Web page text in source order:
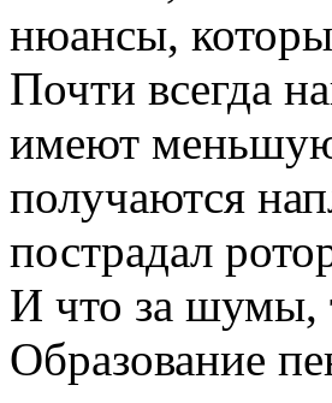
нюансы,
Почти всегда
имеют меньшую
получаются
пострадал
И что за шумы,
Образование